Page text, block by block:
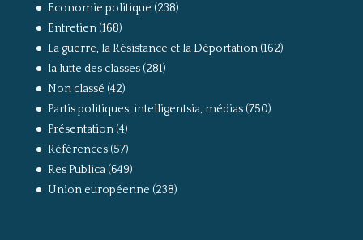
Economie politique (238)
Entretien(168)
La guerre, la Résistance et la Déportation(162)
la lutte des classes(281)
Non classé (42)
Partis politiques, intelligentsia, médias(750)
Présentation(4)
Références(57)
Res Publica(649)
Union européenne (238)